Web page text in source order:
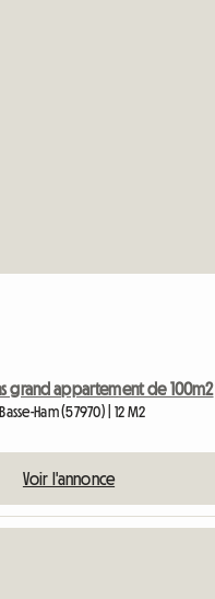
grand appartement de 100m2
Ham (57970) | 12 M2
Voir l'annonce